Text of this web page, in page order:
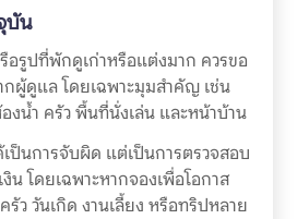
บัน
อรูปที่พักดูเก่าหรือแต่งมาก ควรขอ
ผู้ดูแล โดยเฉพาะมุมสำคัญ เช่น
งน้ำ ครัว พื้นที่นั่งเล่น และหน้าบ้าน
ป็นการจับผิด แต่เป็นการตรวจสอบ
น โดยเฉพาะหากจองเพื่อโอกาส
ว วันเกิด งานเลี้ยง หรือทริปหลาย